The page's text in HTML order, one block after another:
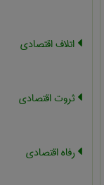
اتلاف اقتصادی
ثروت اقتصادی
رفاه اقتصادی